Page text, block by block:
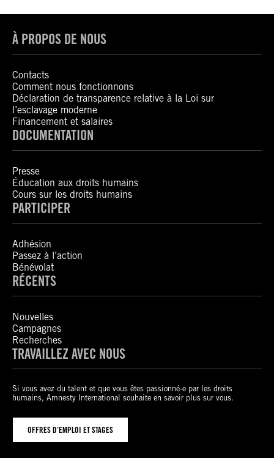
À PROPOS DE NOUS
Contacts
Comment nous fonctionnons
Déclaration de transparence relative à la Loi sur
l’esclavage moderne
Financement et salaires
DOCUMENTATION
Presse
Éducation aux droits humains
Cours sur les droits humains
PARTICIPER
Adhésion
Passez à l’action
Bénévolat
RÉCENTS
Nouvelles
Campagnes
Recherches
TRAVAILLEZ AVEC NOUS
Si vous avez du talent et que vous êtes passionné-e par les droits
humains, Amnesty International souhaite en savoir plus sur vous.
OFFRES D’EMPLOI ET STAGES